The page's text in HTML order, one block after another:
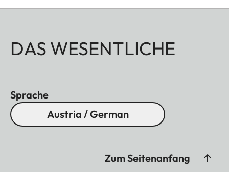
DAS WESENTLICHE
Sprache
Austria / German
Zum Seitenanfang